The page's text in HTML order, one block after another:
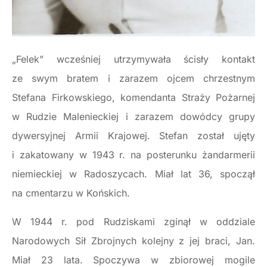
„Felek” wcześniej utrzymywała ścisły kontakt
ze swym bratem i zarazem ojcem chrzestnym
Stefana Firkowskiego, komendanta Straży Pożarnej
w Rudzie Malenieckiej i zarazem dowódcy grupy
dywersyjnej Armii Krajowej. Stefan został ujęty
i zakatowany w 1943 r. na posterunku żandarmerii
niemieckiej w Radoszycach. Miał lat 36, spoczął
na cmentarzu w Końskich.
W 1944 r. pod Rudziskami zginął w oddziale
Narodowych Sił Zbrojnych kolejny z jej braci, Jan.
Miał 23 lata. Spoczywa w zbiorowej mogile